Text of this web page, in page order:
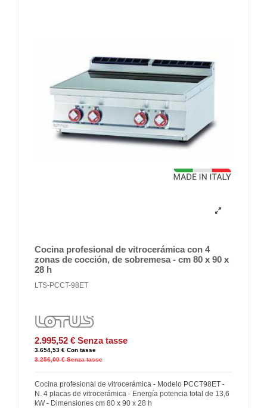
Cocina profesional de vitrocerámica con 4
zonas de cocción, de sobremesa - cm 80 x 90 x
28 h
LTS-PCCT-98ET
2.995,52 € Senza tasse
3.654,53 € Con tasse
3.256,00 € Senza tasse
Cocina profesional de vitrocerámica - Modelo PCCT98ET -
N. 4 placas de vitrocerámica - Energía potencia total de 13,6
kW - Dimensiones cm 80 x 90 x 28 h